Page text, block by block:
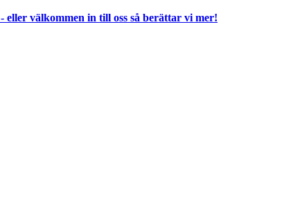
- eller välkommen in till oss så berättar vi mer!